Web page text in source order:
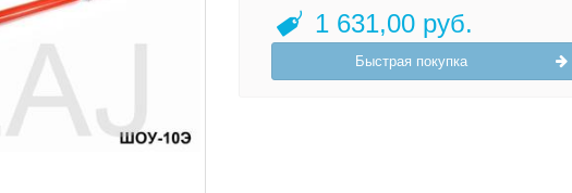
1 631,00 руб.
Быстрая покупка